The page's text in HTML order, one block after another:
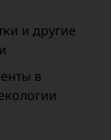
и другие
в